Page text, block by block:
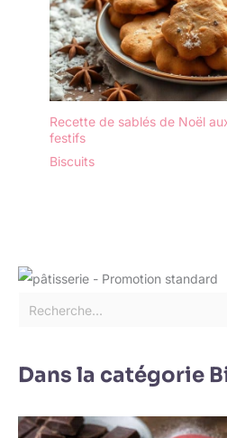
Recette de sablés de Noël
festifs
Biscuits
Dans la catégorie